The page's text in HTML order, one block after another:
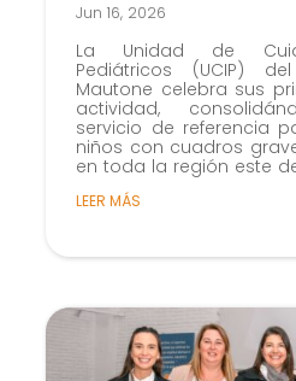
Jun 16, 2026
La Unidad de
Pediátricos (UCIP)
Mautone celebra sus
actividad,
servicio de referencia
niños con cuadros
en toda la región este
LEER MÁS